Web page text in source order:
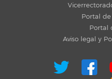
Portal
Portal
Aviso legal y